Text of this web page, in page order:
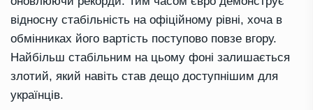
відносну стабільність на офіційному рівні, хоча в
обмінниках його вартість поступово повзе вгору.
Найбільш стабільним на цьому фоні залишається
злотий, який навіть став дещо доступнішим для
українців.